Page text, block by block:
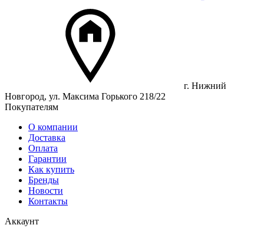
г. Нижний
Новгород, ул. Максима Горького 218/22
Покупателям
О компании
Доставка
Оплата
Гарантии
Как купить
Бренды
Новости
Контакты
Аккаунт